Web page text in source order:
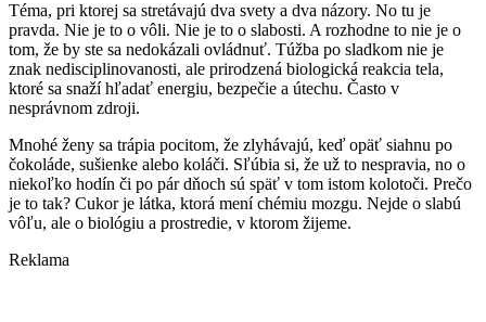
Téma, pri ktorej sa stretávajú dva svety a dva názory. No tu je
pravda. Nie je to o vôli. Nie je to o slabosti. A rozhodne to nie je o
tom, že by ste sa nedokázali ovládnuť. Túžba po sladkom nie je
znak nedisciplinovanosti, ale prirodzená biologická reakcia tela,
ktoré sa snaží hľadať energiu, bezpečie a útechu. Často v
nesprávnom zdroji.
Mnohé ženy sa trápia pocitom, že zlyhávajú, keď opäť siahnu po
čokoláde, sušienke alebo koláči. Sľúbia si, že už to nespravia, no o
niekoľko hodín či po pár dňoch sú späť v tom istom kolotoči. Prečo
je to tak? Cukor je látka, ktorá mení chémiu mozgu. Nejde o slabú
vôľu, ale o biológiu a prostredie, v ktorom žijeme.
Reklama